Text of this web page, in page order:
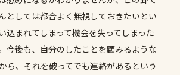
としては都合よく無視しておきたいとい
込まれてしまって機会を失ってしまった
今後も、自分のしたことを顧みるような
ら、それを破ってでも連絡があるという